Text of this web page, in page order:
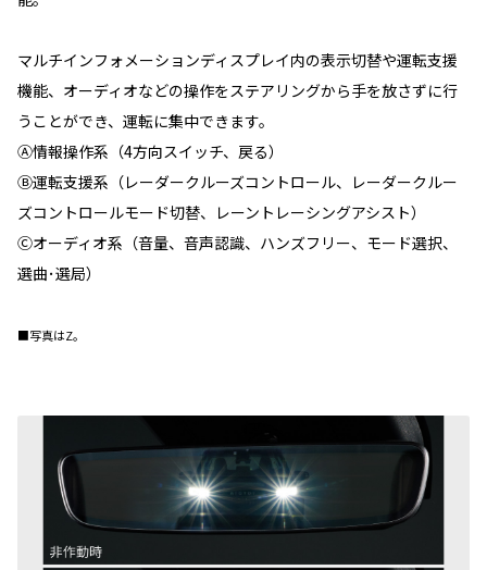
マルチインフォメーションディスプレイ内の表示切替や運転支援
機能、オーディオなどの操作をステアリングから手を放さずに行
うことができ、運転に集中できます。
Ⓐ情報操作系（4方向スイッチ、戻る）
Ⓑ運転支援系（レーダークルーズコントロール、レーダークルー
ズコントロールモード切替、レーントレーシングアシスト）
Ⓒオーディオ系（音量、音声認識、ハンズフリー、モード選択、
選曲･選局）
■写真はZ。